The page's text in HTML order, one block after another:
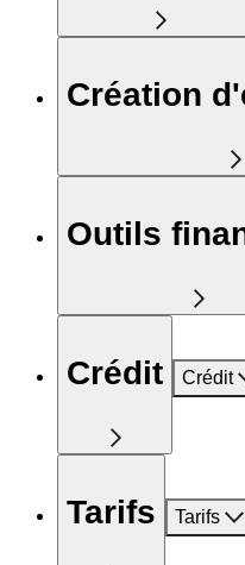
Création
Outils
Crédit Crédit
Tarifs Tarifs